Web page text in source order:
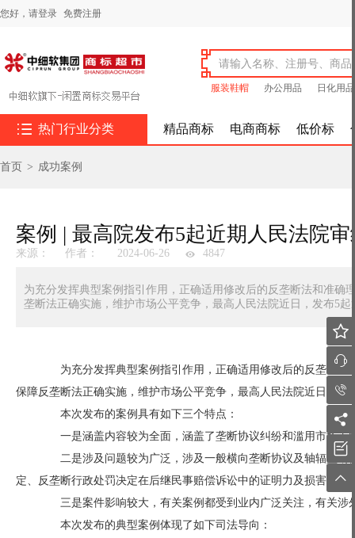
您好， 请登录 免费注册
服装鞋帽 办公用品 日化用品
 热门行业分类 精品商标 电商商标 低价标
首页 > 成功案例
案例 | 最高院发布5起近期人民法院
来源： 作者： 2024-06-26 4847
为充分发挥典型案例指引作用，正确适用修改后的反垄断法和准
垄断法正确实施，维护市场公平竞争，最高人民法院近日，发布5
为充分发挥典型案例指引作用，正确适用修改后的反垄断法
保障反垄断法正确实施，维护市场公平竞争，最高人民法院近日，
本次发布的案例具有如下三个特点：
一是涵盖内容较为全面，涵盖了垄断协议纠纷和滥用市场支
二是涉及问题较为广泛，涉及一般横向垄断协议及轴辐垄断
定、反垄断行政处罚决定在后继民事赔偿诉讼中的证明力及损害赔偿
三是案件影响较大，有关案例都受到业内广泛关注，有关涉
本次发布的典型案例体现了如下司法导向：





